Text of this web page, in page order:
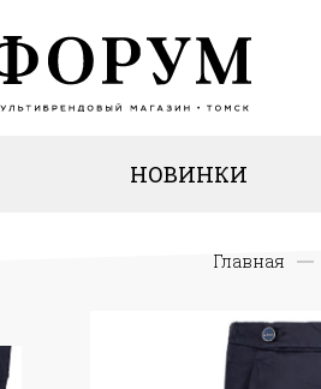
НОВИНКИ
Главная